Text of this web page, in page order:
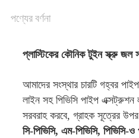
পণ্যের বর্ণনা
প্লাস্টিকের কৌনিক টুইন স্ক্রু জল
আমাদের সংস্থার চারটি গহ্বর
লাইন সহ পিভিসি পাইপ এক্সট্রুশন
সরবরাহ করবে, গ্রাহক সূত্রের
সি-পিভিসি, এম-পিভিসি, পিভিসি-